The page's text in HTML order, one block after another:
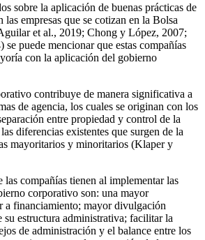
sobre la aplicación de buenas prácticas de
empresas que se cotizan en la Bolsa
et al., 2019; Chong y López, 2007;
puede mencionar que estas compañías
con la aplicación del gobierno
contribuye de manera significativa a
de agencia, los cuales se originan con los
entre propiedad y control de la
diferencias existentes que surgen de la
mayoritarios y minoritarios (Klaper y
las compañías tienen al implementar las
corporativo son: una mayor
a financiamiento; mayor divulgación
estructura administrativa; facilitar la
de administración y el balance entre los